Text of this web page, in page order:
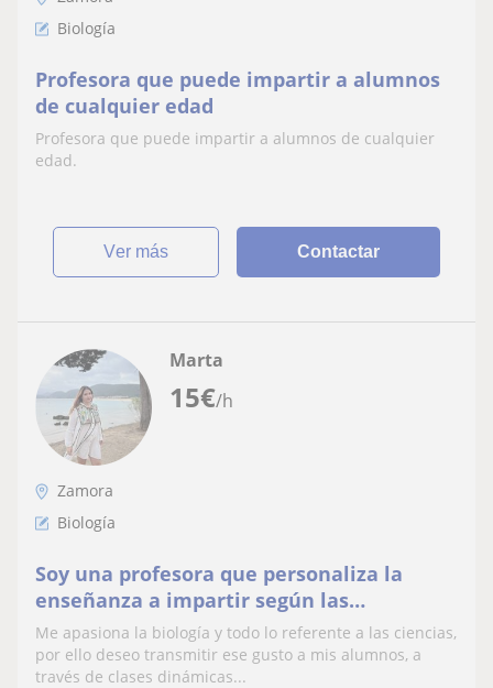
Biología
Profesora que puede impartir a alumnos
de cualquier edad
Profesora que puede impartir a alumnos de cualquier
edad.
ver más Contactar
15€/h
Marta
Zamora
Biología
Soy una profesora que personaliza la
enseñanza a impartir según las
necesidades
Me apasiona la biología y todo lo referente a las ciencias,
por ello deseo transmitir ese gusto a mis alumnos, a
través de clases dinámicas...